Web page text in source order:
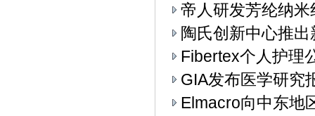
帝人研发芳纶纳
陶氏创新中心推出
Fibertex个人护理
GIA发布医学研究
Elmacro向中东地